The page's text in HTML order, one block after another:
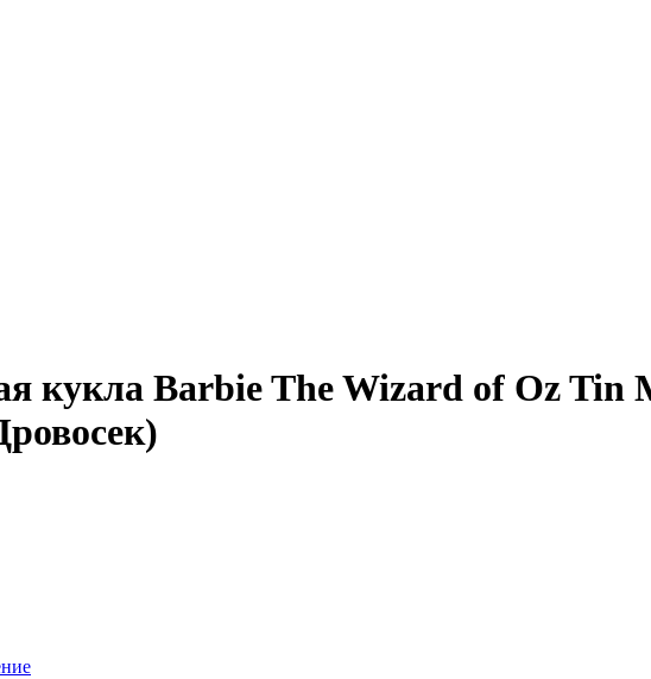
кукла Barbie The Wizard of Oz